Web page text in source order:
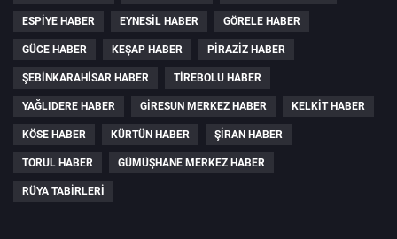
ESPIYE HABER EYNESIL HABER GÖRELE HABER
GÜCE HABER KEŞAP HABER PIRAZIZ HABER
ŞEBINKARAHISAR HABER TIREBOLU HABER
YAĞLIDERE HABER GIRESUN MERKEZ HABER KELKIT HABER
KÖSE HABER KÜRTÜN HABER ŞIRAN HABER
TORUL HABER GÜMÜŞHANE MERKEZ HABER
RÜYA TABIRLERI